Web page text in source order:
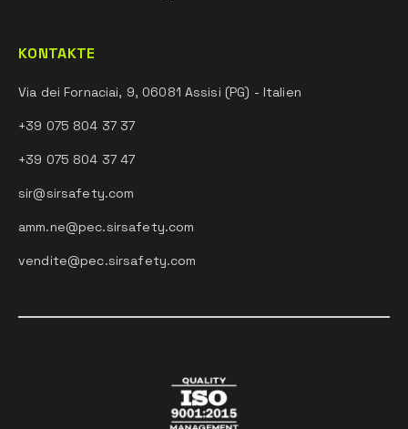
KONTAKTE
Via dei Fornaciai, 9, 06081 Assisi (PG) - Italien
+39 075 804 37 37
+39 075 804 37 47
sir@sirsafety.com
amm.ne@pec.sirsafety.com
vendite@pec.sirsafety.com